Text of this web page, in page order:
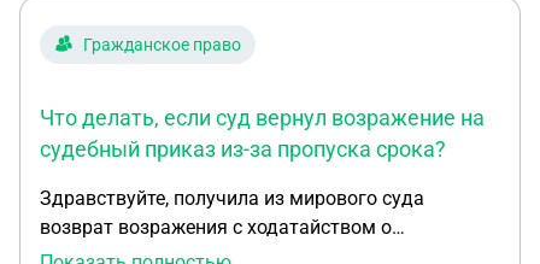
Гражданское право
Что делать, если суд вернул возражение на
судебный приказ из-за пропуска срока?
Здравствуйте, получила из мирового суда
возврат возражения с ходатайством о
восстановлении сроков, соответственно, приказ